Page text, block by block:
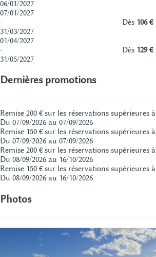
06/01/2027
07/01/2027
·
31/03/2027
Dès 106 €
01/04/2027
·
31/05/2027
Dès 129 €
Dernières promotions
Remise 200 € sur les réservations supérieures
Du 07/09/2026 au 07/09/2026
Remise 150 € sur les réservations supérieures
Du 07/09/2026 au 07/09/2026
Remise 200 € sur les réservations supérieures
Du 08/09/2026 au 16/10/2026
Remise 150 € sur les réservations supérieures
Du 08/09/2026 au 16/10/2026
Photos